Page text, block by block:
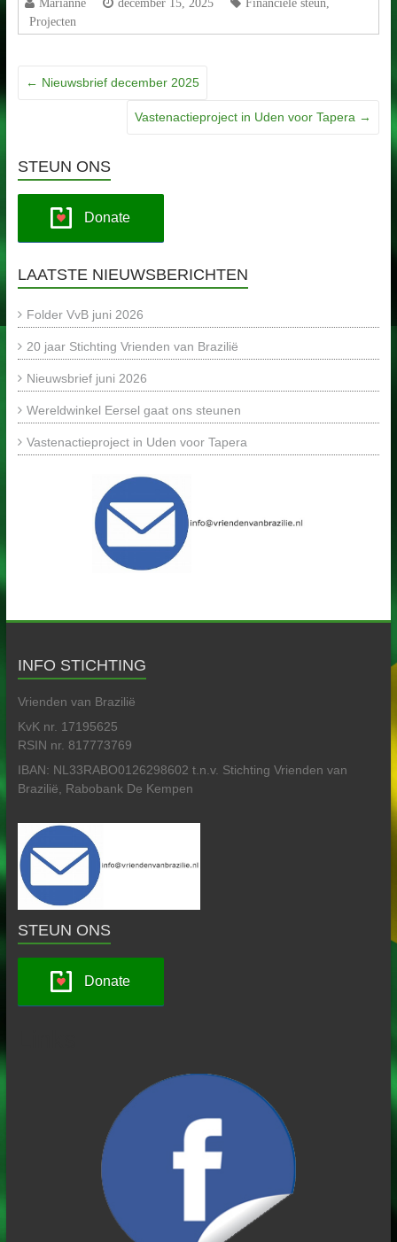
Marianne december 15, 2025 Financiële steun
Projecten
← Nieuwsbrief december 2025
Vastenactieproject in Uden voor Tapera →
STEUN ONS
Donate
LAATSTE NIEUWSBERICHTEN
Folder VvB juni 2026
20 jaar Stichting Vrienden van Brazilië
Nieuwsbrief juni 2026
Wereldwinkel Eersel gaat ons steunen
Vastenactieproject in Uden voor Tapera
INFO STICHTING
Vrienden van Brazilië
KvK nr. 17195625
RSIN nr. 817773769
IBAN: NL33RABO0126298602 t.n.v. Stichting Vrienden van
Brazilië, Rabobank De Kempen
STEUN ONS
Donate